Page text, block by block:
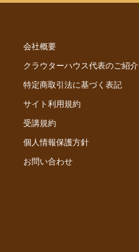
会社概要
クラウターハウス代表のご紹介
特定商取引法に基づく表記
サイト利用規約
受講規約
個人情報保護方針
お問い合わせ